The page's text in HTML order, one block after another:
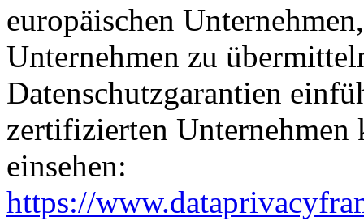
europäischen
Unternehmen zu
Datenschutzgarantien
zertifizierten
einsehen:
https://